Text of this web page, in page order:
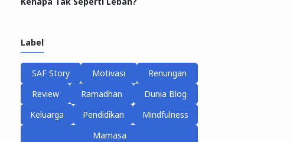
Label
SAF Story Motivasi
Renungan
Review
Ramadhan
Dunia Blog
Keluarga
Pendidikan
Mindfulness
Mamasa